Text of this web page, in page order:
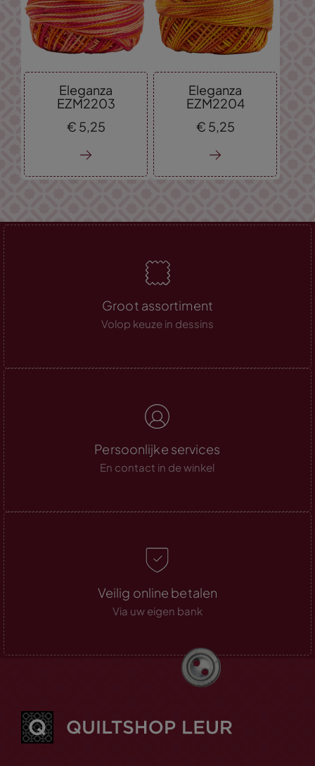
Eleganza
EZM2203
€ 5,25
Eleganza
EZM2204
€ 5,25
Groot assortiment
Volop keuze in dessins
Persoonlijke services
En contact in de winkel
Veilig online betalen
Via uw eigen bank